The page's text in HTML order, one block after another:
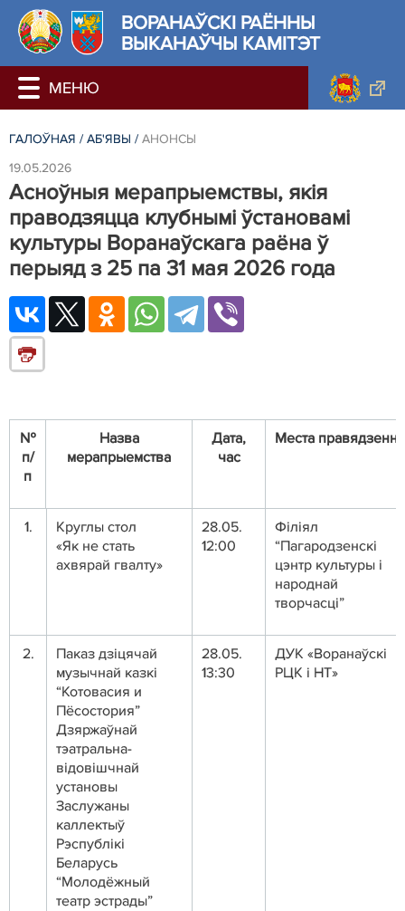
ВОРАНАЎСКІ РАЁННЫ
ВЫКАНАЎЧЫ КАМІТЭТ
ГАЛОЎНАЯ / АБ'ЯВЫ / АНОНСЫ
19.05.2026
Асноўныя мерапрыемствы, якія
праводзяцца клубнымі ўстановамі
культуры Воранаўскага раёна ў
перыяд з 25 па 31 мая 2026 года
№
п/
п
Назва
мерапрыемства
Дата,
час
Места правядзення
1.
Круглы стол
«Як не стать
ахвярай гвалту»
28.05.
12:00
Філіял
“Пагародзенскі
цэнтр культуры і
народнай
творчасці”
2.
Паказ дзіцячай
музычнай казкі
“Котовасия и
Пёсостория”
Дзяржаўнай
тэатральна-
відовішчнай
установы
Заслужаны
каллектыў
Рэспублікі
Беларусь
“Молодёжный
театр эстрады”
28.05.
13:30
ДУК «Воранаўскі
РЦК і НТ»